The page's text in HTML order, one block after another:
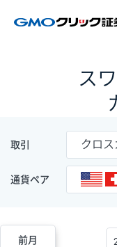
ス
取引 クロス
通貨ペア
前月